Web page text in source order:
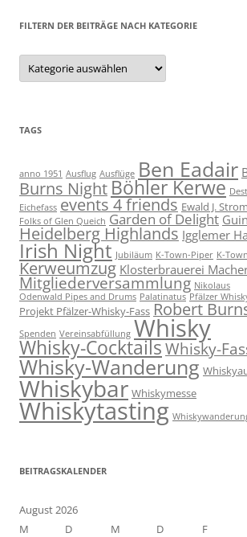
FILTERN DER BEITRÄGE NACH KATEGORIE
Filtern
der
Beiträge
TAGS
anno 1951 Ausflug Ausflüge Ben Eadair
Burns Night Böhler Kerwe
Eichefass events 4 friends Ewald J.
Folks of Glen Queich Garden of Delight
Heidelberg Highlands Igglemer
Irish Night Jubiläum K-Town-Piper K-
Kerweumzug Klosterbrauerei
Mitgliederversammlung Nikolaus
Odenwald Pipes and Drums Palatinatus Pfälzer
Projekt Pfälzer-Whisky-Fass Robert
Spenden Vereinsabfüllung Whisky
Whisky-CocktailsWhisky-
Whisky-Wanderung
Whiskybar Whiskymesse
Whiskytasting
BEITRAGSKALENDER
August 2026
M
D M D F